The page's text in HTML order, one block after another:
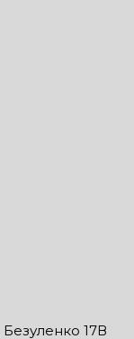
17В